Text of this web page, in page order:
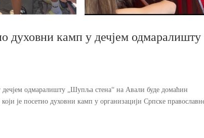
духовни камп у дечјем одмаралишту
дечјем одмаралишту „Шупља стена“ на Авали буде домаћин
је посетио духовни камп у организацији Српске